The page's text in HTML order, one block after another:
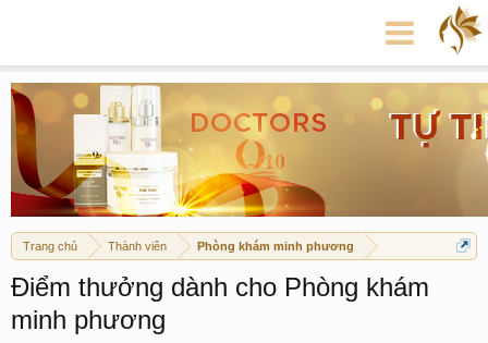
Trang chủ Thành viên Phòng khám minh phương
Điểm thưởng dành cho Phòng khám
minh phương